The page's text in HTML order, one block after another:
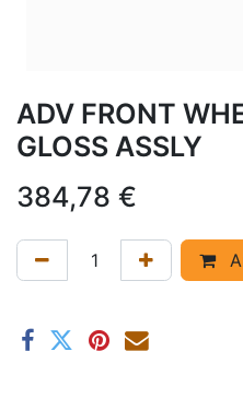
ADV FRONT
GLOSS ASSLY
384,78 €